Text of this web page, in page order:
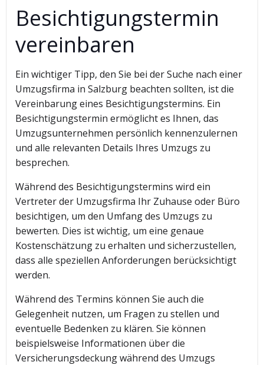
Besichtigungstermin
vereinbaren
Ein wichtiger Tipp, den Sie bei der Suche nach einer
Umzugsfirma in Salzburg beachten sollten, ist die
Vereinbarung eines Besichtigungstermins. Ein
Besichtigungstermin ermöglicht es Ihnen, das
Umzugsunternehmen persönlich kennenzulernen
und alle relevanten Details Ihres Umzugs zu
besprechen.
Während des Besichtigungstermins wird ein
Vertreter der Umzugsfirma Ihr Zuhause oder Büro
besichtigen, um den Umfang des Umzugs zu
bewerten. Dies ist wichtig, um eine genaue
Kostenschätzung zu erhalten und sicherzustellen,
dass alle speziellen Anforderungen berücksichtigt
werden.
Während des Termins können Sie auch die
Gelegenheit nutzen, um Fragen zu stellen und
eventuelle Bedenken zu klären. Sie können
beispielsweise Informationen über die
Versicherungsdeckung während des Umzugs